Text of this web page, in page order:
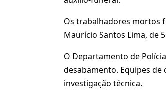
Os trabalhadores mortos
Maurício Santos Lima, de
O Departamento de
desabamento. Equipes
investigação técnica.